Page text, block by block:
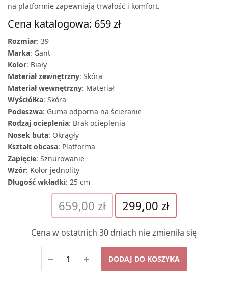
na platformie zapewniają trwałość i komfort.
Cena katalogowa: 659 zł
Rozmiar: 39
Marka: Gant
Kolor: Biały
Materiał zewnętrzny: Skóra
Materiał wewnętrzny: Materiał
Wyściółka: Skóra
Podeszwa: Guma odporna na ścieranie
Rodzaj ocieplenia: Brak ocieplenia
Nosek buta: Okrągły
Kształt obcasa: Platforma
Zapięcie: Sznurowanie
Wzór: Kolor jednolity
Długość wkładki: 25 cm
659,00 zł
cena
299,00 zł
299,00 zł.
Cena w ostatnich 30 dniach nie zmieniła się
DODAJ DO KOSZYKA